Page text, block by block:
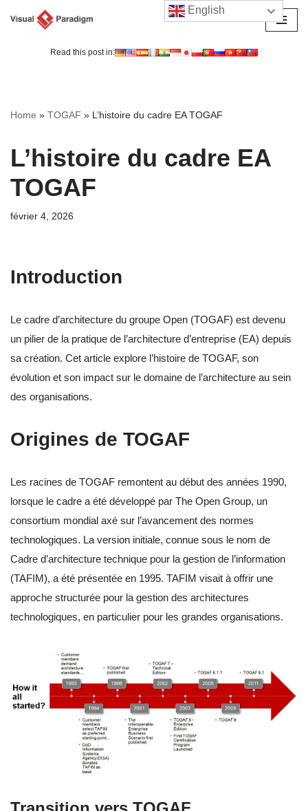
Read this post in:
Home » TOGAF » L’histoire du cadre EA TOGAF
L’histoire du cadre EA
TOGAF
février 4, 2026
Introduction
Le cadre d’architecture du groupe Open (TOGAF) est devenu
un pilier de la pratique de l’architecture d’entreprise (EA) depuis
sa création. Cet article explore l’histoire de TOGAF, son
évolution et son impact sur le domaine de l’architecture au sein
des organisations.
Origines de TOGAF
Les racines de TOGAF remontent au début des années 1990,
lorsque le cadre a été développé par The Open Group, un
consortium mondial axé sur l’avancement des normes
technologiques. La version initiale, connue sous le nom de
Cadre d’architecture technique pour la gestion de l’information
(TAFIM), a été présentée en 1995. TAFIM visait à offrir une
approche structurée pour la gestion des architectures
technologiques, en particulier pour les grandes organisations.
English